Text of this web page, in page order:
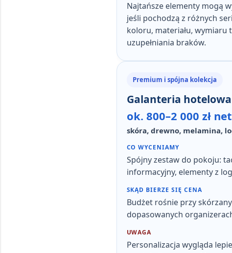
Najtańsze elementy mogą
jeśli pochodzą z różnych
koloru, materiału, wymiaru
uzupełniania braków.
Premium i spójna kolekcja
Galanteria
ok. 800–2 000 zł
skóra, drewno, melamina,
CO WYCENIAMY
Spójny zestaw do pokoju:
informacyjny, elementy z
SKĄD BIERZE SIĘ CENA
Budżet rośnie przy
dopasowanych
UWAGA
Personalizacja wygląda